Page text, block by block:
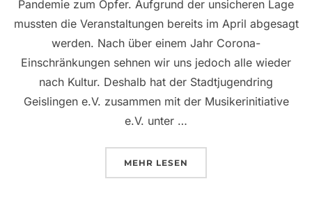
Pandemie zum Opfer. Aufgrund der unsicheren Lage
mussten die Veranstaltungen bereits im April abgesagt
werden. Nach über einem Jahr Corona-
Einschränkungen sehnen wir uns jedoch alle wieder
nach Kultur. Deshalb hat der Stadtjugendring
Geislingen e.V. zusammen mit der Musikerinitiative
e.V. unter …
MEHR ÜBER „ENDLICH WIEDER
LESEN